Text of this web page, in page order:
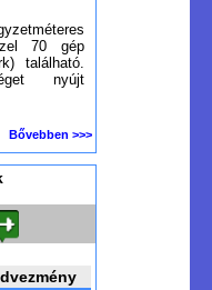
70 gép
található.
nyújt
Bővebben >>>